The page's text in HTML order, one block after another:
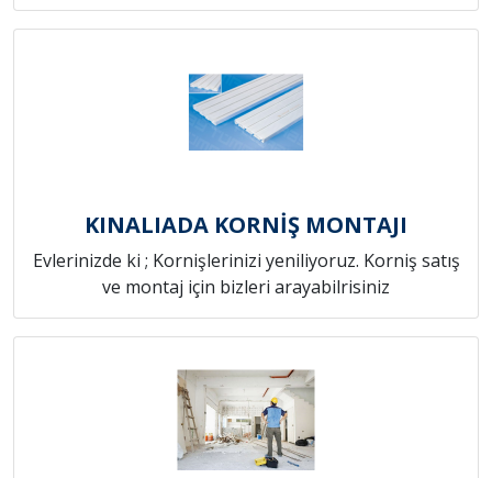
KINALIADA KORNİŞ MONTAJI
Evlerinizde ki ; Kornişlerinizi yeniliyoruz. Korniş satış
ve montaj için bizleri arayabilrisiniz